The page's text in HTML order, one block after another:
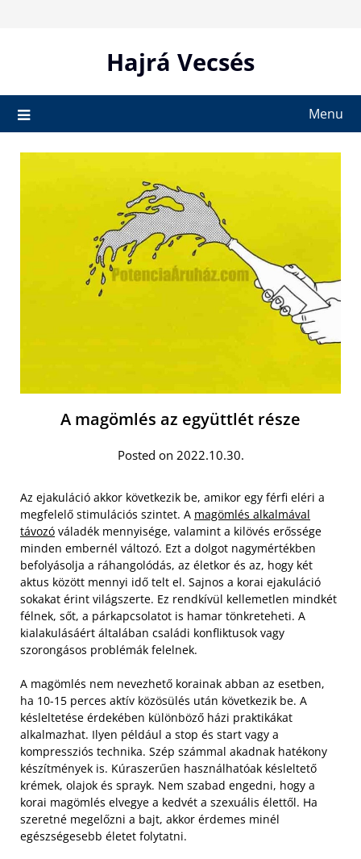
Hajrá Vecsés
Menu
A magömlés az együttlét része
Posted on 2022.10.30.
Az ejakuláció akkor következik be, amikor egy férfi eléri a
megfelelő stimulációs szintet. A magömlés alkalmával
távozó váladék mennyisége, valamint a kilövés erőssége
minden embernél változó. Ezt a dolgot nagymértékben
befolyásolja a ráhangolódás, az életkor és az, hogy két
aktus között mennyi idő telt el. Sajnos a korai ejakuláció
sokakat érint világszerte. Ez rendkívül kellemetlen mindkét
félnek, sőt, a párkapcsolatot is hamar tönkreteheti. A
kialakulásáért általában családi konfliktusok vagy
szorongásos problémák felelnek.
A magömlés nem nevezhető korainak abban az esetben,
ha 10-15 perces aktív közösülés után következik be. A
késleltetése érdekében különböző házi praktikákat
alkalmazhat. Ilyen például a stop és start vagy a
kompressziós technika. Szép számmal akadnak hatékony
készítmények is. Kúraszerűen használhatóak késleltető
krémek, olajok és sprayk. Nem szabad engedni, hogy a
korai magömlés elvegye a kedvét a szexuális élettől. Ha
szeretné megelőzni a bajt, akkor érdemes minél
egészségesebb életet folytatni.